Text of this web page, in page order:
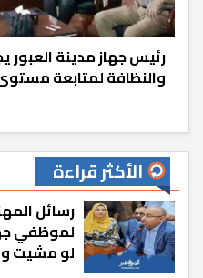
رئيس جهاز مدينة العبور
والنظافة لمتابعة
الأكثر قراءة
رسائل
لموظفي
لو مشيت